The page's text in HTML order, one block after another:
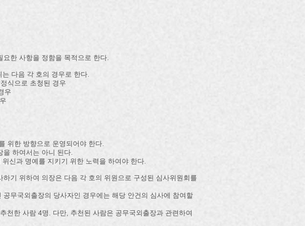
한 사항을 정함을 목적으로 한다.
다음 각 호의 경우로 한다.
식으로 초청된 경우
우
위한 방향으로 운영되어야 한다.
하여서는 아니 된다.
신과 명예를 지키기 위한 노력을 하여야 한다.
기 위하여 의장은 다음 각 호의 위원으로 구성된 심사위원회를
무국외출장의 당사자인 경우에는 해당 안건의 심사에 참여할
천한 사람 4명. 다만, 추천된 사람은 공무국외출장과 관련하여